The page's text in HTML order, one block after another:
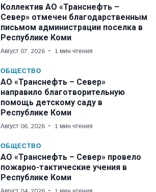
Коллектив АО «Транснефть –
Север» отмечен благодарственным
письмом администрации поселка в
Республике Коми
Август 07, 2026 1 мин чтения
ОБЩЕСТВО
АО «Транснефть – Север»
направило благотворительную
помощь детскому саду в
Республике Коми
Август 06, 2026 1 мин чтения
ОБЩЕСТВО
АО «Транснефть – Север» провело
пожарно-тактические учения в
Республике Коми